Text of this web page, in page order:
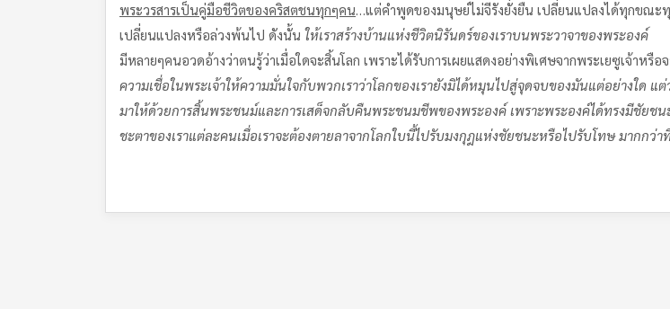
พระวรสารเป็นคู่มือชีวิตของคริสตชนทุกๆคน…แต่คำพูดของมนุษย์ไม่จีรังยั่งยืน เปลี่ยนแปลงได้ทุกขณะ
เปลี่ยนแปลงหรือล่วงพ้นไป ดังนั้น ให้เราสร้างบ้านแห่งชีวิตนิรันดร์ของเราบนพระวาจาของพระองค์
มีหลายๆคนอวดอ้างว่าตนรู้ว่าเมื่อใดจะสิ้นโลก เพราะได้รับการเผยแสดงอย่างพิเศษจากพระเยซูเจ้าห
ความเชื่อในพระเจ้าให้ความมั่นใจกับพวกเราว่าโลกของเรายังมิได้หมุนไปสู่จุดจบของมันแต่อย่างใด
มาให้ด้วยการสิ้นพระชนม์และการเสด็จกลับคืนพระชนมชีพของพระองค์ เพราะพระองค์ได้ทรงมีชัยช
ชะตาของเราแต่ละคนเมื่อเราจะต้องตายลาจากโลกใบนี้ไปรับมงกุฎแห่งชัยชนะหรือไปรับโทษ มากก